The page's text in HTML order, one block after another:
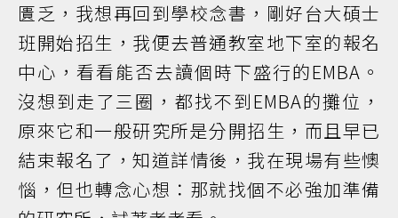
匱乏，我想再回到學校念書，剛好台大碩士
班開始招生，我便去普通教室地下室的報名
中心，看看能否去讀個時下盛行的EMBA。
沒想到走了三圈，都找不到EMBA的攤位，
原來它和一般研究所是分開招生，而且早已
結束報名了，知道詳情後，我在現場有些懊
惱，但也轉念心想：那就找個不必強加準備